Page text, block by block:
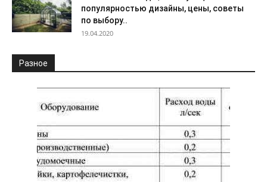
популярностью дизайны, цены, советы
по выбору..
19.04.2020
Разное